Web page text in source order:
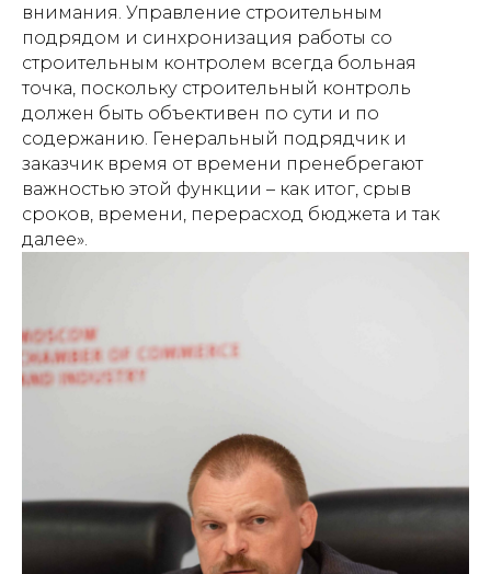
внимания. Управление строительным
подрядом и синхронизация работы со
строительным контролем всегда больная
точка, поскольку строительный контроль
должен быть объективен по сути и по
содержанию. Генеральный подрядчик и
заказчик время от времени пренебрегают
важностью этой функции – как итог, срыв
сроков, времени, перерасход бюджета и так
далее».